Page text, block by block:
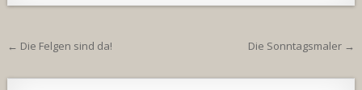
Beitragsnavigation
← Die Felgen sind da! Die Sonntagsmaler →